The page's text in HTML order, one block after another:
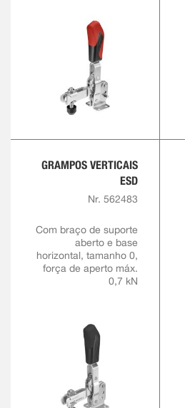
GRAMPOS VERTICAIS
ESD
Nr. 562483
Com braço de suporte
aberto e base
horizontal, tamanho 0,
força de aperto máx.
0,7 kN